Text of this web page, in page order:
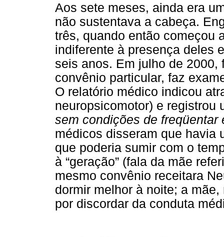
Aos sete meses, ainda era
não sustentava a cabeça.
três, quando então começou
indiferente à presença deles
seis anos. Em julho de
convênio particular, faz
O relatório médico indicou
neuropsicomotor) e registrou
sem condições de freqüentar
médicos disseram que havia
que poderia sumir com o
à “geração” (fala da mãe
mesmo convênio receitara
dormir melhor à noite; a
por discordar da conduta